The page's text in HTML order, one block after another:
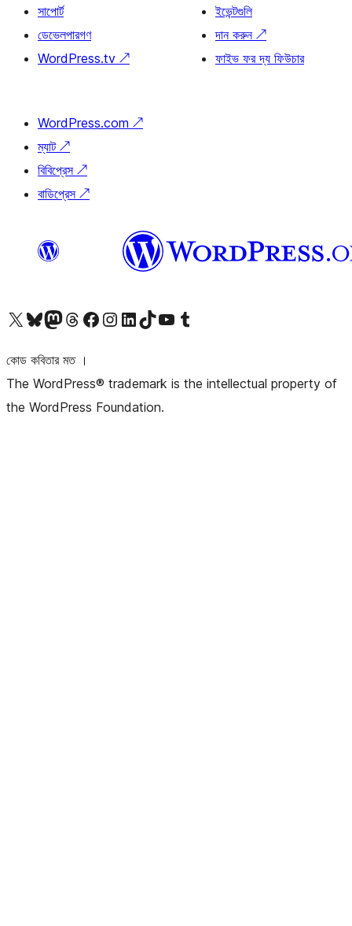
সাপোর্ট
ডেভেলপারগণ
WordPress.tv ↗
ইভেন্টগুলি
দান করুন ↗
ফাইভ ফর দ্য ফিউচার
WordPress.com ↗
ম্যাট ↗
বিবিপ্রেস ↗
বাডিপ্রেস ↗
আমাদের X (আগের টুইটার) অ্যাকাউন্টে যানআমাদের Bluesky অ্যাকাউন্টটি দেখুনআমাদের মাস্টোডন অ্যাকাউন্টটি দেখুনআমাদের থ্রেডস অ্যাকাউন্টটি দেখুনআমাদের ফেসবুক পেজ দেখুনআমাদের ইন্সটাগ্রাম অ্যাকাউন্ট দেখুনআমাদের লিঙ্কডইন অ্যাকাউন্টে যানআমাদের TikTok অ্যাকাউন্টটি দেখুনআমাদের ইউটিউব চ্যানেলে যান আমাদের টাম্বলার অ্যাকাউন্ট দেখুন
কোড কবিতার মত ।
The WordPress® trademark is the intellectual property of
the WordPress Foundation.